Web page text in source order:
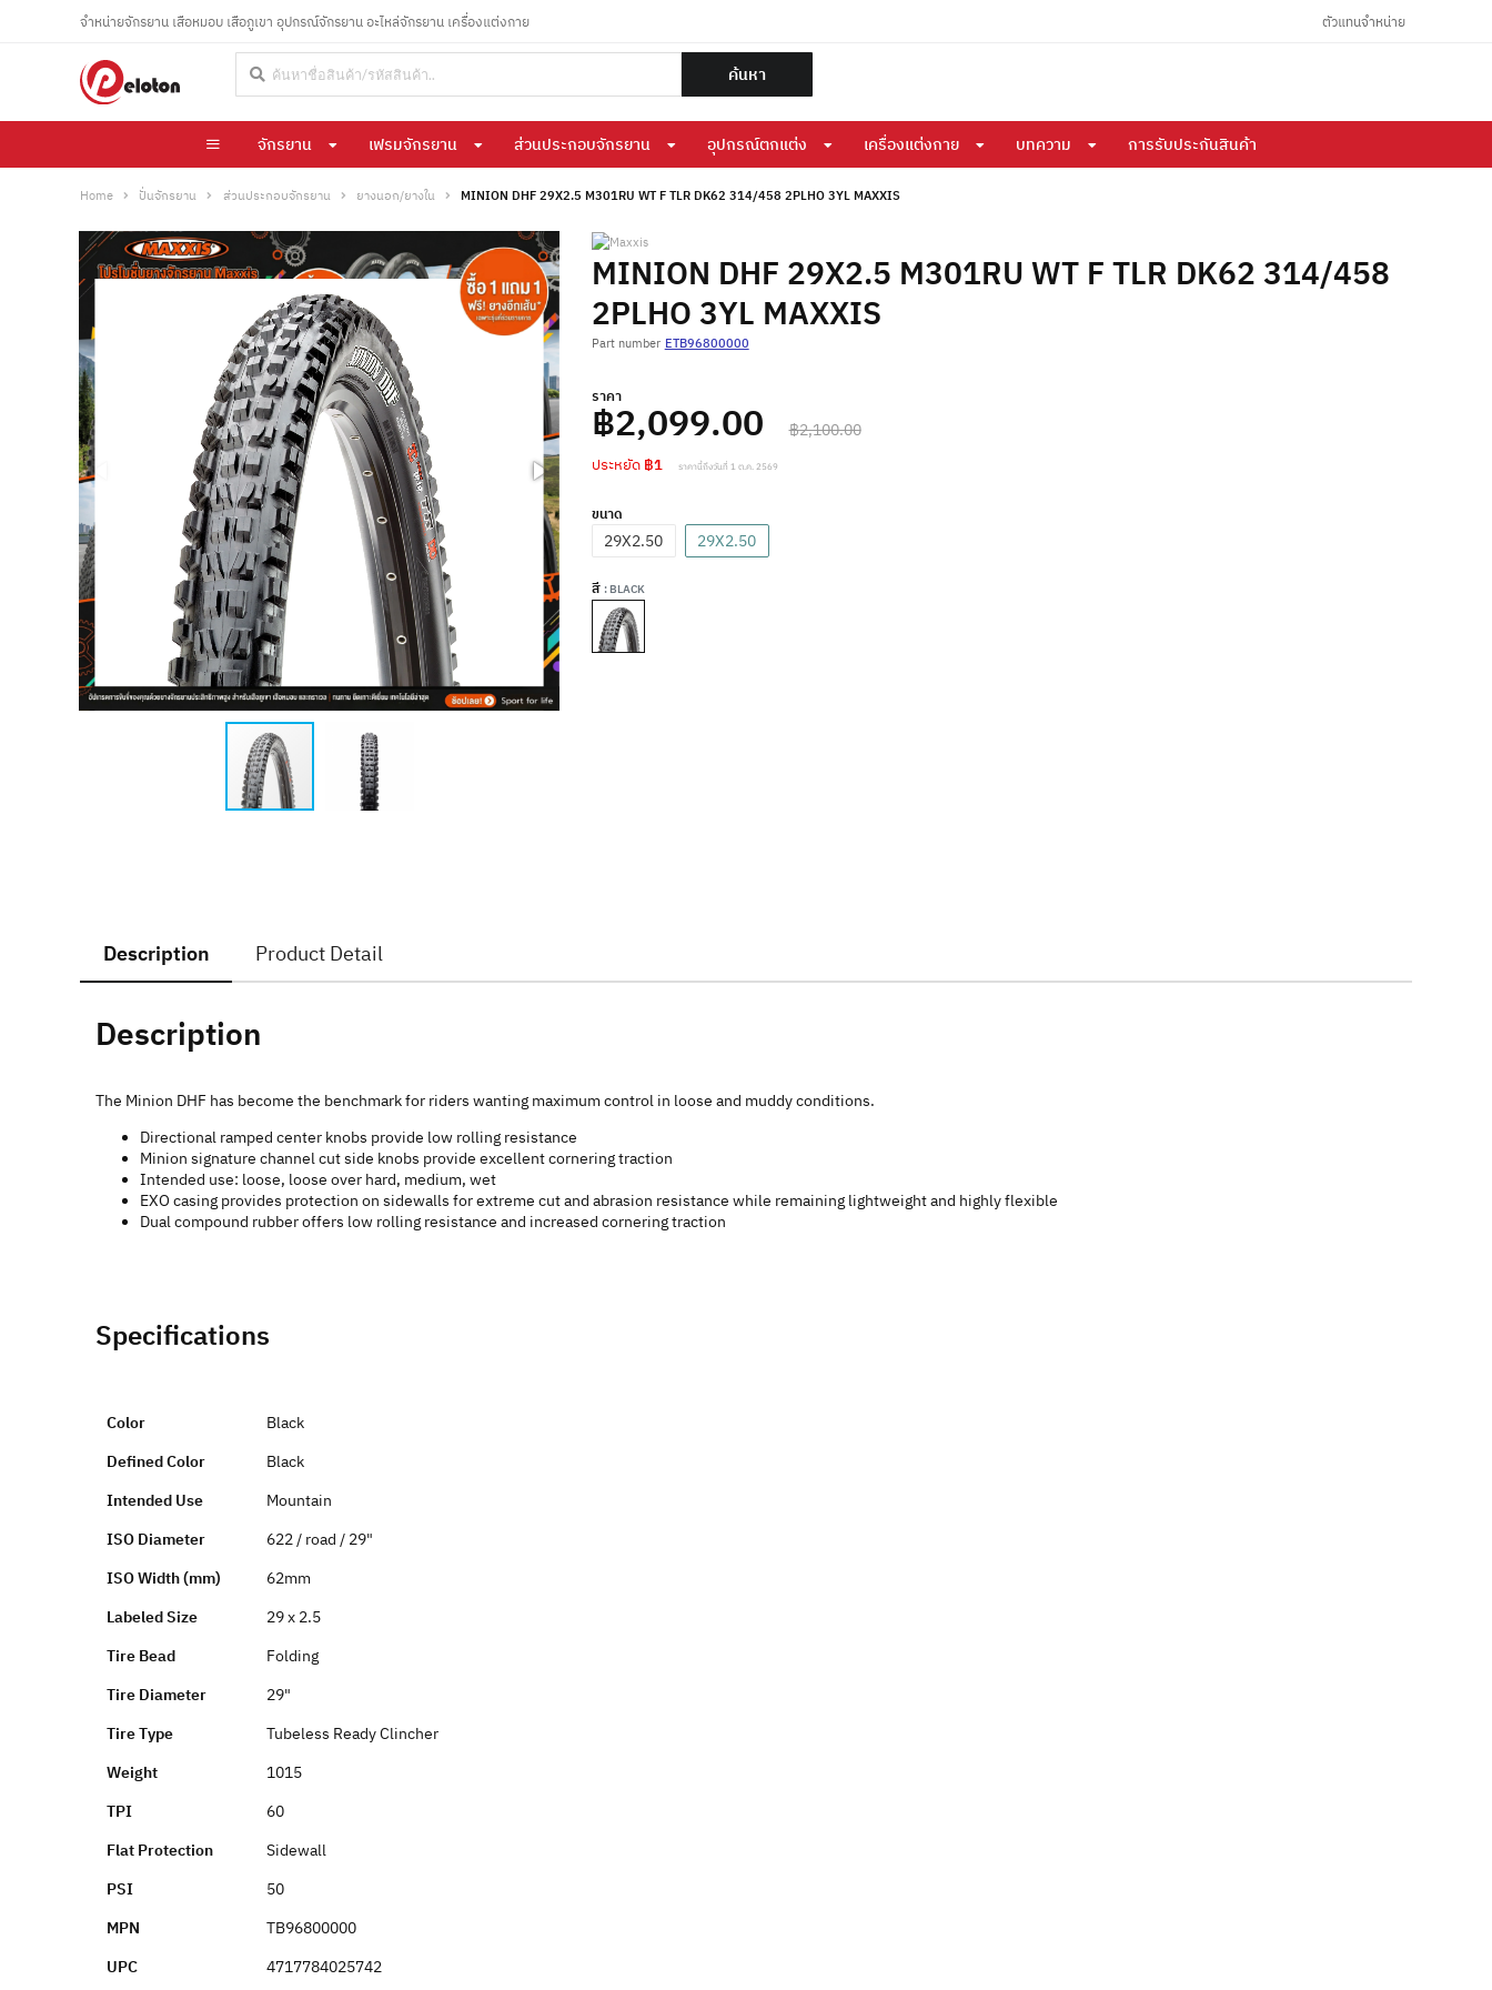
จำหน่ายจักรยาน เสือหมอบ เสือภูเขา อุปกรณ์จักรยาน อะไหล่จักรยาน เครื่องแต่งกาย ตัวแทนจำหน่าย
ค้นหา
จักรยาน เฟรมจักรยาน ส่วนประกอบจักรยาน อุปกรณ์ตกแต่ง เครื่องแต่งกาย บทความ การรับประกันสินค้า
Home ปั่นจักรยาน ส่วนประกอบจักรยาน ยางนอก/ยางใน MINION DHF 29X2.5 M301RU WT F TLR DK62 314/458 2PLHO 3YL MAXXIS
MINION DHF 29X2.5 M301RU WT F TLR DK62 314/458
2PLHO 3YL MAXXIS
Part number ETB96800000
ราคา
฿2,099.00 ฿2,100.00
ประหยัด ฿1 ราคานี้ถึงวันที่ 1 ต.ค. 2569
ขนาด
29X2.50 29X2.50
สี : BLACK
Description Product Detail
Description
The Minion DHF has become the benchmark for riders wanting maximum control in loose and muddy conditions.
Directional ramped center knobs provide low rolling resistance
Minion signature channel cut side knobs provide excellent cornering traction
Intended use: loose, loose over hard, medium, wet
EXO casing provides protection on sidewalls for extreme cut and abrasion resistance while remaining lightweight and highly flexible
Dual compound rubber offers low rolling resistance and increased cornering traction
Specifications
Color
Black
Defined Color
Black
Intended Use
Mountain
ISO Diameter
622 / road / 29"
ISO Width (mm)
62mm
Labeled Size
29 x 2.5
Tire Bead
Folding
Tire Diameter
29"
Tire Type
Tubeless Ready Clincher
Weight
1015
TPI
60
Flat Protection
Sidewall
PSI
50
MPN
TB96800000
UPC
4717784025742